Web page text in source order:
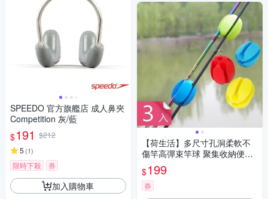
SPEEDO 官方旗艦店 成人鼻夾
Competition 灰/藍
$191 $212
5 (1)
限時下殺 券
加入購物車
【荷生活】多尺寸孔洞柔軟不
傷竿高彈束竿球 聚集收納便於
攜帶護竿固定器-3入組
$199
券